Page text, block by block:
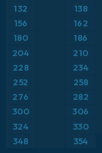
Estados Unidos
Europa
Francia
Grecia
Islandia
Presión
Temperatura a 2 m
Temperatura a 500 hPa
Temperatura a 850 hPa
Viento a 10 m
132
138
156 162
180 186
204
210
228
234
252
258
276 282
300 306
324
330
348
354